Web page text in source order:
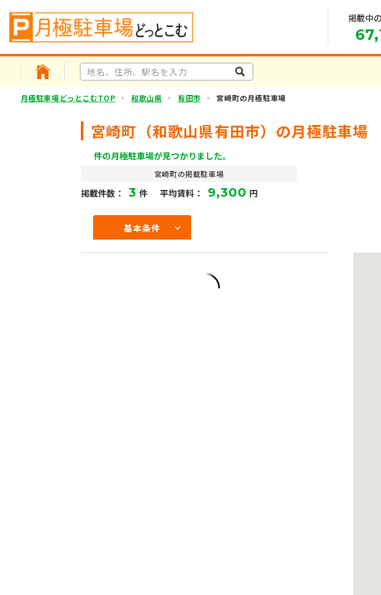
掲載中
月極駐車場どっとこむTOP 和歌山県 有田市 宮崎町の月極駐車場
宮崎町（和歌山県有田市）の月極駐車場
件の月極駐車場が見つかりました。
宮崎町の掲載駐車場
掲載件数： 3 件 平均賃料： 9,300 円
基本条件